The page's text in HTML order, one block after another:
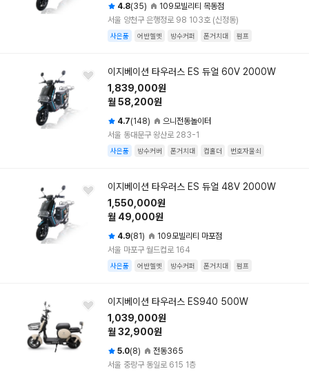
4.8(35)
109모빌리티 목동점
서울 양천구 은행정로 98 103호 (신정동)
사은품 어반헬멧 방수커퍼 폰거치대 펌프
이지베이션 타우러스 ES 듀얼 60V 2000W
1,839,000원
월 58,200원
4.7(148)
으니전동놀이터
서울 동대문구 왕산로 283-1
사은품 방수커버 폰거치대 컵홀더 번호자물쇠
이지베이션 타우러스 ES 듀얼 48V 2000W
1,550,000원
월 49,000원
4.9(81)
109모빌리티 마포점
서울 마포구 월드컵로 164
사은품 어반헬멧 방수커퍼 폰거치대 펌프
이지베이션 타우러스 ES940 500W
1,039,000원
월 32,900원
5.0(8)
전동365
서울 중랑구 동일로 615 1층